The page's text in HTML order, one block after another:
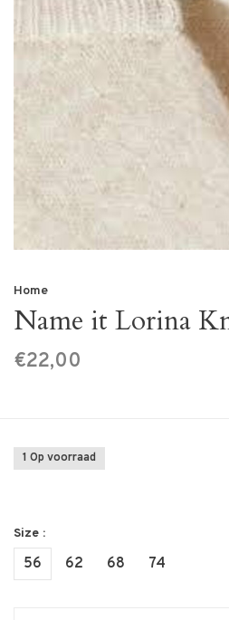
Home
Name it Lorina
€22,00
1 Op voorraad
Size :
56 62 68 74